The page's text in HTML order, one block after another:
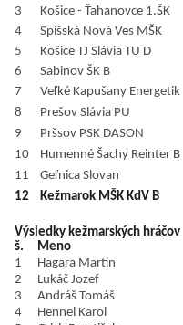
3
Košice - Ťahanovce 1.ŠK
4
Spišská Nová Ves MŠK
5
Košice TJ Slávia TU D
6
Sabinov ŠK B
7
Veľké Kapušany Energetik
8
Prešov Slávia PU
9
Pršsov PSK DASON
10
Humenné Šachy Reinter B
11
Geľnica Slovan
12
Kežmarok MŠK KdV B
Výsledky kežmarských hráčov
š.
Meno
1
Hagara Martin
2
Lukáč Jozef
3
Andráš Tomáš
4
Hennel Karol